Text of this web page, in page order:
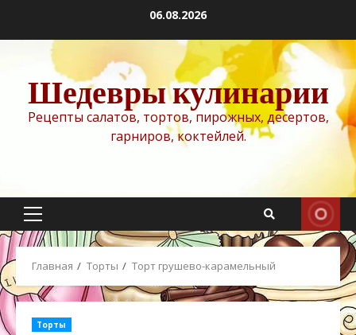
содержимому
06.08.2026
Шедевры кулинарии
Рецепты салатов, тортов, пирожных, десертов,
гарниров, коктейлей.
Основное
меню
Главная Торты Торт грушево-карамельный
Торты